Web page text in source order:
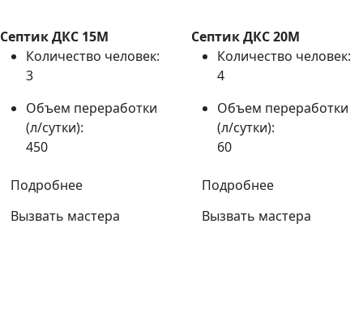
Септик ДКС 15М
Количество человек:
3
Объем переработки
(л/сутки):
450
Подробнее
Вызвать мастера
Септик ДКС 20М
Количество человек:
4
Объем переработки
(л/сутки):
60
Подробнее
Вызвать мастера